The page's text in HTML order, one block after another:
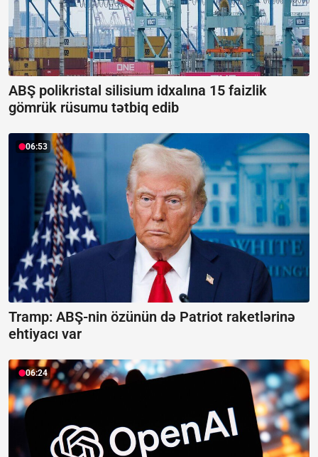
ABŞ polikristal silisium idxalına 15 faizlik
gömrük rüsumu tətbiq edib
06:53
Tramp: ABŞ-nin özünün də Patriot raketlərinə
ehtiyacı var
06:24